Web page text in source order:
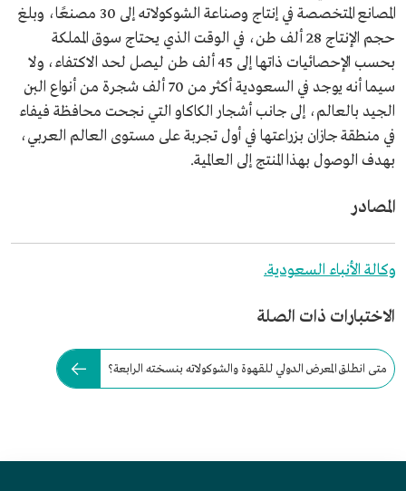
المصانع المتخصصة في إنتاج وصناعة الشوكولاته إلى 30 مصنعًا، وبلغ
حجم الإنتاج 28 ألف طن، في الوقت الذي يحتاج سوق المملكة
بحسب الإحصائيات ذاتها إلى 45 ألف طن ليصل لحد الاكتفاء، ولا
سيما أنه يوجد في السعودية أكثر من 70 ألف شجرة من أنواع البن
الجيد بالعالم، إلى جانب أشجار الكاكاو التي نجحت محافظة فيفاء
في منطقة جازان بزراعتها في أول تجربة على مستوى العالم العربي،
بهدف الوصول بهذا المنتج إلى العالمية.
المصادر
وكالة الأنباء السعودية.
الاختبارات ذات الصلة
متى انطلق المعرض الدولي للقهوة والشوكولاته بنسخته الرابعة؟